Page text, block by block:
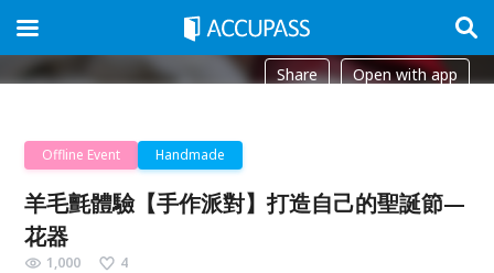
Share Open with app
Offline Event Handmade
羊毛氈體驗【手作派對】打造自己的聖誕節—
花器
1,000 4